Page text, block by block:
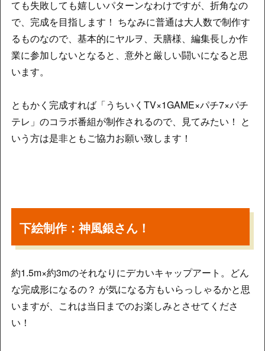
ても失敗しても嬉しいパターンなわけですが、折角なの
で、完成を目指します！ ちなみに普通は大人数で制作す
るものなので、基本的にヤルヲ、天膳様、編集長しか作
業に参加しないとなると、意外と厳しい闘いになると思
います。
ともかく完成すれば「うちいくTV×1GAME×パチ7×パチ
テレ」のコラボ番組が制作されるので、見てみたい！ と
いう方は是非ともご協力お願い致します！
下絵制作：神風銀さん！
約1.5m×約3mのそれなりにデカいキャップアート。どん
な完成形になるの？ が気になる方もいらっしゃるかと思
いますが、これは当日までのお楽しみとさせてくださ
い！